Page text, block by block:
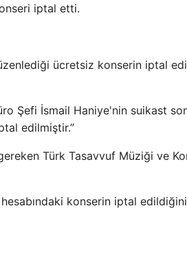
iptal etti.
ücretsiz konserin iptal
Şefi İsmail Haniye'nin suikast
edilmiştir.”
Türk Tasavvuf Müziği ve
konserin iptal edildiğini